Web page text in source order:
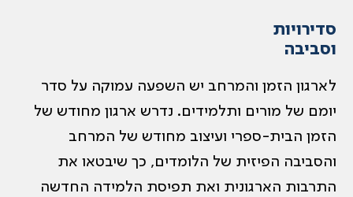
סדירויות
וסביבה
לארגון הזמן והמרחב יש השפעה עמוקה על סדר
יומם של מורים ותלמידים. נדרש ארגון מחודש של
הזמן הבית-ספרי ועיצוב מחודש של המרחב
והסביבה הפיזית של הלומדים, כך שיבטאו את
התרבות הארגונית ואת תפיסת הלמידה החדשה